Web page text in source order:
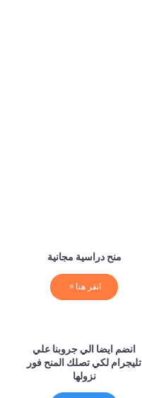
منح دراسية مجانية
انقر هنا
انضم ايضا الي جروبنا علي
تليجرام لكي تصلك المنح فور
نزولها